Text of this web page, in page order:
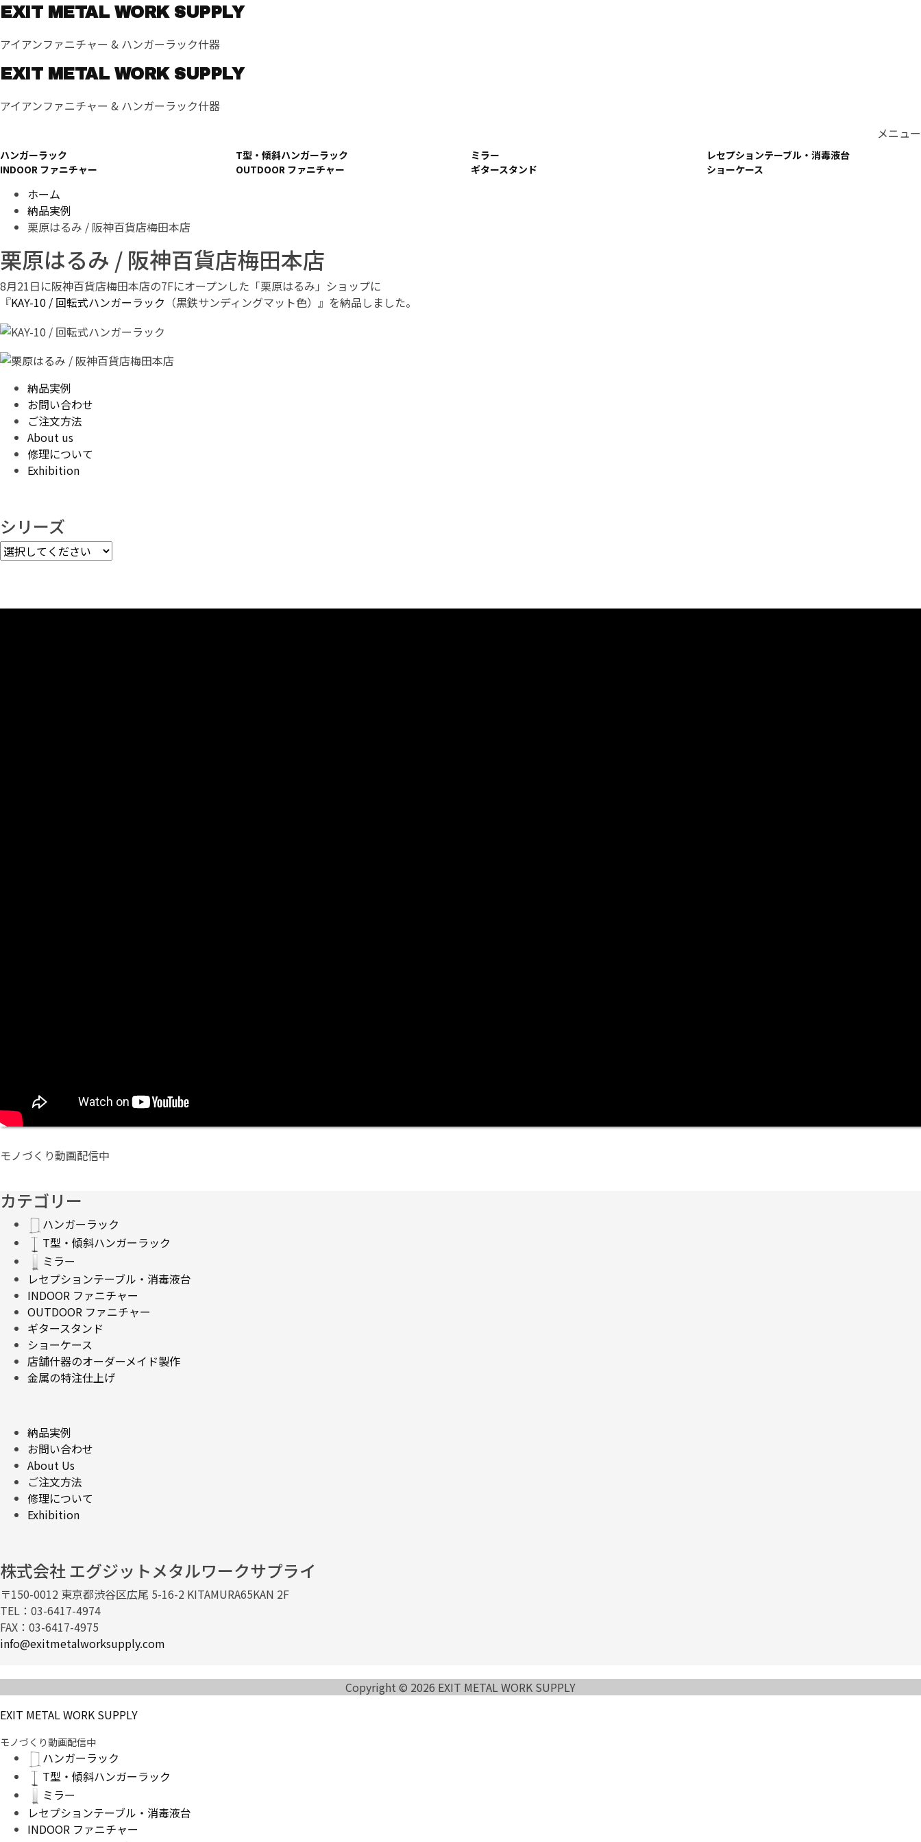
コ
テ
ツ
ス
プ
EXIT METAL WORK SUPPLY
アイアンファニチャー & ハンガーラック什器
EXIT METAL WORK SUPPLY
アイアンファニチャー & ハンガーラック什器
メニュー
ハンガーラック T型・傾斜ハンガーラック ミラー
レセプションテーブル・消毒液台
INDOOR ファニチャー
OUTDOOR ファニチャー ギタースタンド ショーケース
ホーム
納品実例
栗原はるみ / 阪神百貨店梅田本店
栗原はるみ / 阪神百貨店梅田本店
8月21日に阪神百貨店梅田本店の7Fにオープンした「栗原はるみ」ショップに
『KAY-10 / 回転式ハンガーラック （黒鉄サンディングマット色）』を納品しました。
納品実例
お問い合わせ
ご注文方法
About us
修理について
Exhibition
シリーズ
モノづくり動画配信中
カテゴリー
ハンガーラック
T型・傾斜ハンガーラック
ミラー
レセプションテーブル・消毒液台
INDOOR ファニチャー
OUTDOOR ファニチャー
ギタースタンド
ショーケース
店舗什器のオーダーメイド製作
金属の特注仕上げ
納品実例
お問い合わせ
About Us
ご注文方法
修理について
Exhibition
株式会社 エグジットメタルワークサプライ
〒150-0012 東京都渋谷区広尾 5-16-2 KITAMURA65KAN 2F
TEL：03-6417-4974
FAX：03-6417-4975
info@exitmetalworksupply.com
Copyright © 2026 EXIT METAL WORK SUPPLY
EXIT METAL WORK SUPPLY
モノづくり動画配信中
ハンガーラック
T型・傾斜ハンガーラック
ミラー
レセプションテーブル・消毒液台
INDOOR ファニチャー